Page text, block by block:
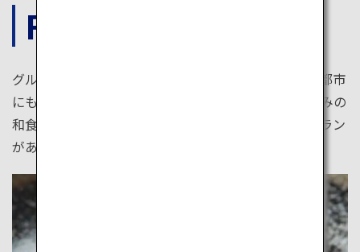
FOOD
グルメシティ、東京。食の多様さでは、世界中のどの都市
にも引けを取りません。最高級のフレンチや洗練の極みの
和食から路地裏の庶民的な店まで、幾多の愉悦レストラン
があなたを待っています。